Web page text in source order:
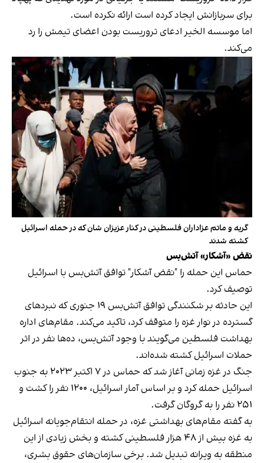
برای سربازانش ایجاد کرده است ارائه نکرده است.
اما موسسه الخیر ادعای تروریست بودن اعضای تیمش را رد
می‌کند.
گریه و ماتم عزاداران فلسطینی در کنار عزیزان شان که در حمله اسرائیل
کشته شدند
نقض «آشکار» آتش‌بس
حماس این حمله را "نقض آشکار" توافق آتش‌بس با اسرائیل
توصیف کرد.
این حادثه بر شکنندگی توافق آتش‌بس ۱۹ جنوری که نبردهای
گسترده در نوار غزه را متوقف کرد، تاکید می‌کند. مقام‌های اداره
بهداشت فلسطین می‌گویند با وجود آتش‌بس، ده‌ها نفر در اثر
حملات اسرائیل کشته شده‌اند.
جنگ در غزه زمانی آغاز شد که حماس در ۷ اکتبر ۲۰۲۳ به جنوب
اسرائیل حمله کرد و بر اساس آمار اسرائیل، ۱۲۰۰ نفر را کشت و
۲۵۱ نفر را به گروگان گرفت.
به گفته مقام‌های بهداشتی غزه، در حمله انتقام‌جویانه اسرائیل
به غزه بیش از ۴۸ هزار فلسطینی کشته و بخش زیادی از این
منطقه به ویرانه تبدیل شد. برخی سازمان‌های حقوق بشری،